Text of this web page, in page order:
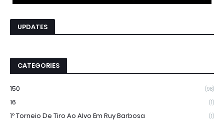
UPDATES
CATEGORIES
150 (98)
16 (1)
1º Torneio De Tiro Ao Alvo Em Ruy Barbosa (1)